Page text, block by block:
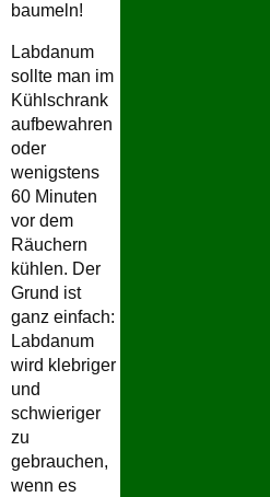
baumeln!
Labdanum
sollte man im
Kühlschrank
aufbewahren
oder
wenigstens
60 Minuten
vor dem
Räuchern
kühlen. Der
Grund ist
ganz einfach:
Labdanum
wird klebriger
und
schwieriger
zu
gebrauchen,
wenn es